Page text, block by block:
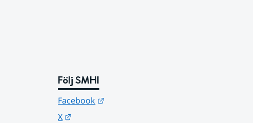
Följ SMHI
Facebook
X